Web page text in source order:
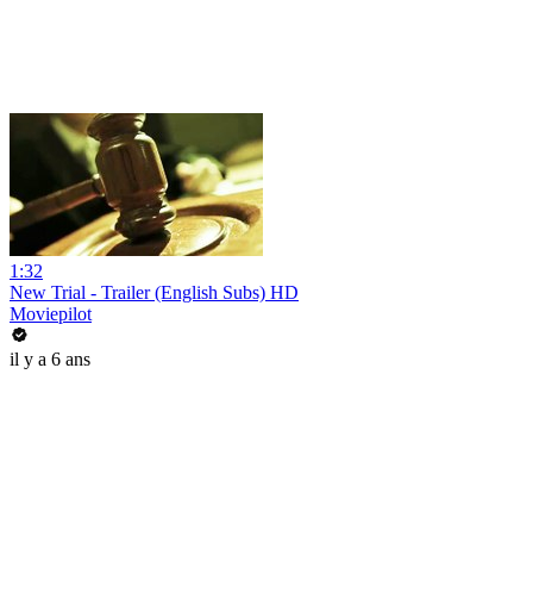
1:32
New Trial - Trailer (English Subs) HD
Moviepilot
il y a 6 ans